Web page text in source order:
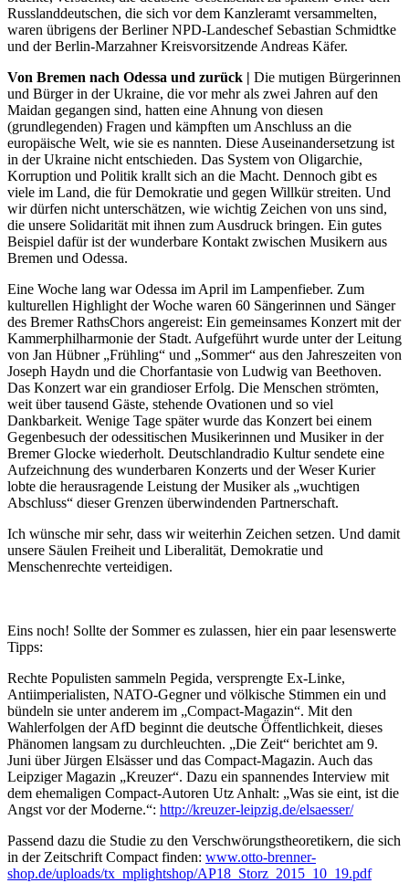
Russlanddeutschen, die sich vor dem Kanzleramt versammelten,
waren übrigens der Berliner NPD-Landeschef Sebastian Schmidtke
und der Berlin-Marzahner Kreisvorsitzende Andreas Käfer.
Von Bremen nach Odessa und zurück | Die mutigen Bürgerinnen
und Bürger in der Ukraine, die vor mehr als zwei Jahren auf den
Maidan gegangen sind, hatten eine Ahnung von diesen
(grundlegenden) Fragen und kämpften um Anschluss an die
europäische Welt, wie sie es nannten. Diese Auseinandersetzung ist
in der Ukraine nicht entschieden. Das System von Oligarchie,
Korruption und Politik krallt sich an die Macht. Dennoch gibt es
viele im Land, die für Demokratie und gegen Willkür streiten. Und
wir dürfen nicht unterschätzen, wie wichtig Zeichen von uns sind,
die unsere Solidarität mit ihnen zum Ausdruck bringen. Ein gutes
Beispiel dafür ist der wunderbare Kontakt zwischen Musikern aus
Bremen und Odessa.
Eine Woche lang war Odessa im April im Lampenfieber. Zum
kulturellen Highlight der Woche waren 60 Sängerinnen und Sänger
des Bremer RathsChors angereist: Ein gemeinsames Konzert mit der
Kammerphilharmonie der Stadt. Aufgeführt wurde unter der Leitung
von Jan Hübner „Frühling“ und „Sommer“ aus den Jahreszeiten von
Joseph Haydn und die Chorfantasie von Ludwig van Beethoven.
Das Konzert war ein grandioser Erfolg. Die Menschen strömten,
weit über tausend Gäste, stehende Ovationen und so viel
Dankbarkeit. Wenige Tage später wurde das Konzert bei einem
Gegenbesuch der odessitischen Musikerinnen und Musiker in der
Bremer Glocke wiederholt. Deutschlandradio Kultur sendete eine
Aufzeichnung des wunderbaren Konzerts und der Weser Kurier
lobte die herausragende Leistung der Musiker als „wuchtigen
Abschluss“ dieser Grenzen überwindenden Partnerschaft.
Ich wünsche mir sehr, dass wir weiterhin Zeichen setzen. Und damit
unsere Säulen Freiheit und Liberalität, Demokratie und
Menschenrechte verteidigen.
Eins noch! Sollte der Sommer es zulassen, hier ein paar lesenswerte
Tipps:
Rechte Populisten sammeln Pegida, versprengte Ex-Linke,
Antiimperialisten, NATO-Gegner und völkische Stimmen ein und
bündeln sie unter anderem im „Compact-Magazin“. Mit den
Wahlerfolgen der AfD beginnt die deutsche Öffentlichkeit, dieses
Phänomen langsam zu durchleuchten. „Die Zeit“ berichtet am 9.
Juni über Jürgen Elsässer und das Compact-Magazin. Auch das
Leipziger Magazin „Kreuzer“. Dazu ein spannendes Interview mit
dem ehemaligen Compact-Autoren Utz Anhalt: „Was sie eint, ist die
Angst vor der Moderne.“: http://kreuzer-leipzig.de/elsaesser/
Passend dazu die Studie zu den Verschwörungstheoretikern, die sich
in der Zeitschrift Compact finden: www.otto-brenner-
shop.de/uploads/tx_mplightshop/AP18_Storz_2015_10_19.pdf